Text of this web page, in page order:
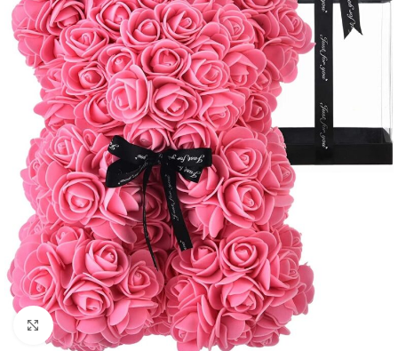
Click to enlarge